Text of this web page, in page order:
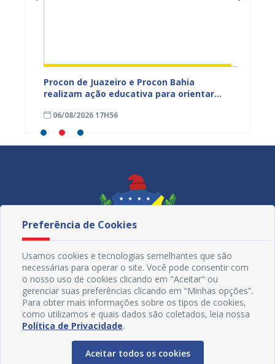
Procon de Juazeiro e Procon Bahia
realizam ação educativa para orientar
06/08/2026 17H56
Redes Sociais
Preferência de Cookies
Usamos cookies e tecnologias semelhantes que são
necessárias para operar o site. Você pode consentir com
o nosso uso de cookies clicando em "Aceitar" ou
gerenciar suas preferências clicando em “Minhas opções”.
Para obter mais informações sobre os tipos de cookies,
como utilizamos e quais dados são coletados, leia nossa
Política de Privacidade.
Aceitar todos os cookies